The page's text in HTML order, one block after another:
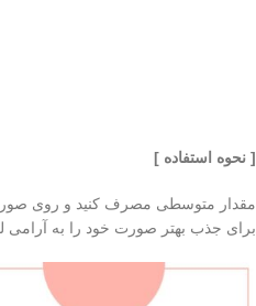
[ نحوه استفاده ]
مقدار متوسطی مصرف کنید و روی
برای جذب بهتر صورت خود را به آرامی